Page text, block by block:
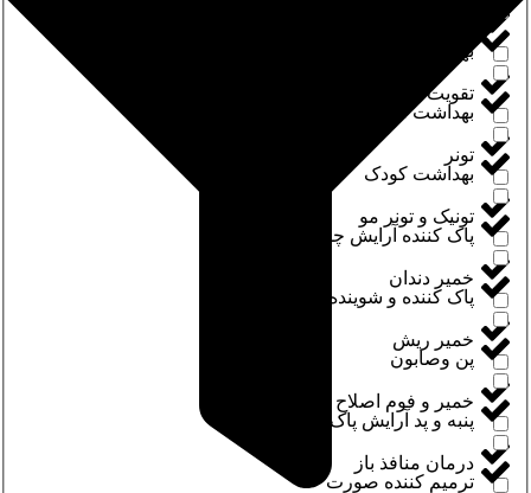
تقویت مژه و ابرو
تونر
تونیک و تونر مو
خمیر دندان
خمیر ریش
خمیر و فوم اصلاح
درمان منافذ باز
بهداشت بانوان
بهداشت شخصی
بهداشت کودک
پاک کننده آرایش چشم
پاک کننده و شوینده
پن وصابون
پنبه و پد آرایش پاک کن
ترمیم کننده صورت